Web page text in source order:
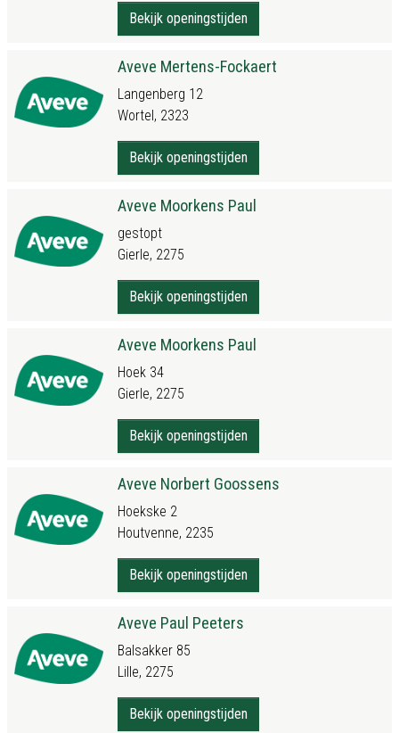
Bekijk openingstijden
Aveve Mertens-Fockaert
Langenberg 12
Wortel, 2323
Bekijk openingstijden
Aveve Moorkens Paul
gestopt
Gierle, 2275
Bekijk openingstijden
Aveve Moorkens Paul
Hoek 34
Gierle, 2275
Bekijk openingstijden
Aveve Norbert Goossens
Hoekske 2
Houtvenne, 2235
Bekijk openingstijden
Aveve Paul Peeters
Balsakker 85
Lille, 2275
Bekijk openingstijden